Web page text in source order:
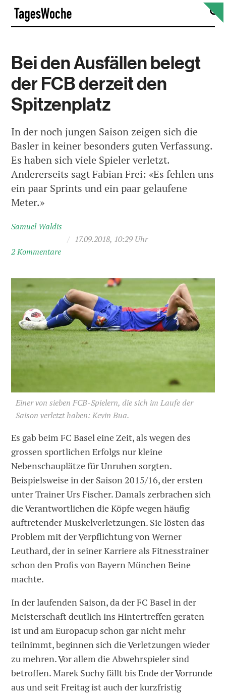
Skip
content
Bei den Ausfällen belegt
der FCB derzeit den
Spitzenplatz
In der noch jungen Saison zeigen sich die
Basler in keiner besonders guten Verfassung.
Es haben sich viele Spieler verletzt.
Andererseits sagt Fabian Frei: «Es fehlen uns
ein paar Sprints und ein paar gelaufene
Meter.»
Samuel Waldis
/ 17.09.2018, 10:29 Uhr
2 Kommentare
Einer von sieben FCB-Spielern, die sich im Laufe der
Saison verletzt haben: Kevin Bua.
Es gab beim FC Basel eine Zeit, als wegen des
grossen sportlichen Erfolgs nur kleine
Nebenschauplätze für Unruhen sorgten.
Beispielsweise in der Saison 2015/16, der ersten
unter Trainer Urs Fischer. Damals zerbrachen sich
die Verantwortlichen die Köpfe wegen häufig
auftretender Muskelverletzungen. Sie lösten das
Problem mit der Verpflichtung von Werner
Leuthard, der in seiner Karriere als Fitnesstrainer
schon den Profis von Bayern München Beine
machte.
In der laufenden Saison, da der FC Basel in der
Meisterschaft deutlich ins Hintertreffen geraten
ist und am Europacup schon gar nicht mehr
teilnimmt, beginnen sich die Verletzungen wieder
zu mehren. Vor allem die Abwehrspieler sind
betroffen. Marek Suchy fällt bis Ende der Vorrunde
aus und seit Freitag ist auch der kurzfristig